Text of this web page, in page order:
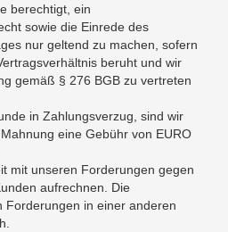
berechtigt, ein
sowie die Einrede des
nur geltend zu machen, sofern
beruht und wir
gemäß § 276 BGB zu vertreten
in Zahlungsverzug, sind wir
eine Gebühr von EURO
mit unseren Forderungen gegen
aufrechnen. Die
Forderungen in einer anderen